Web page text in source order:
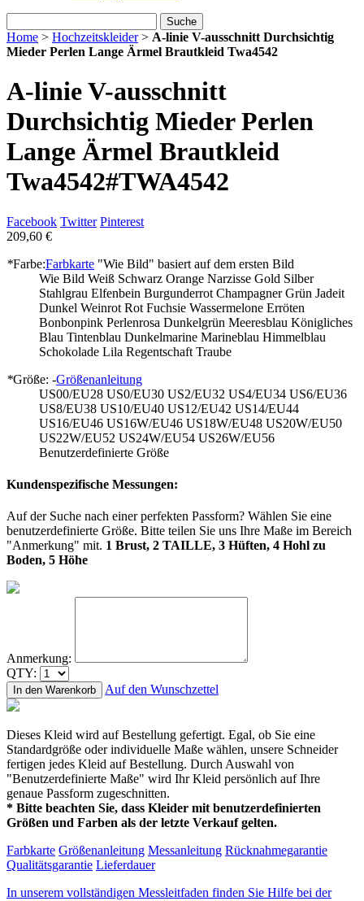
Suche
Home > Hochzeitskleider> A-linie V-ausschnitt Durchsichtig
Mieder Perlen Lange Ärmel Brautkleid Twa4542
A-linie V-ausschnitt
Durchsichtig Mieder Perlen
Lange Ärmel Brautkleid
Twa4542#TWA4542
Facebook Twitter Pinterest
209,60 €
*Farbe:Farbkarte "Wie Bild" basiert auf dem ersten Bild
Wie Bild Weiß Schwarz Orange Narzisse Gold Silber
Stahlgrau Elfenbein Burgunderrot Champagner Grün Jadeit
Dunkel Weinrot Rot Fuchsie Wassermelone Erröten
Bonbonpink Perlenrosa Dunkelgrün Meeresblau Königliches
Blau Tintenblau Dunkelmarine Marineblau Himmelblau
Schokolade Lila Regentschaft Traube
*Größe: -Größenanleitung
US00/EU28 US0/EU30 US2/EU32 US4/EU34 US6/EU36
US8/EU38 US10/EU40 US12/EU42 US14/EU44
US16/EU46 US16W/EU46 US18W/EU48 US20W/EU50
US22W/EU52 US24W/EU54 US26W/EU56
Benutzerdefinierte Größe
Kundenspezifische Messungen:
Auf der Suche nach einer perfekten Passform? Wählen Sie eine
benutzerdefinierte Größe. Bitte teilen Sie uns Ihre Maße im Bereich
"Anmerkung" mit. 1 Brust, 2 TAILLE, 3 Hüften, 4 Hohl zu
Boden, 5 Höhe
Anmerkung:
QTY:
In den Warenkorb Auf den Wunschzettel
Dieses Kleid wird auf Bestellung gefertigt. Egal, ob Sie eine
Standardgröße oder individuelle Maße wählen, unsere Schneider
fertigen jedes Kleid auf Bestellung. Durch Auswahl von
"Benutzerdefinierte Maße" wird Ihr Kleid persönlich auf Ihre
genaue Passform zugeschnitten.
* Bitte beachten Sie, dass Kleider mit benutzerdefinierten
Größen und Farben als der letzte Verkauf gelten.
Farbkarte Größenanleitung Messanleitung Rücknahmegarantie
Qualitätsgarantie Lieferdauer
In unserem vollständigen Messleitfaden finden Sie Hilfe bei der